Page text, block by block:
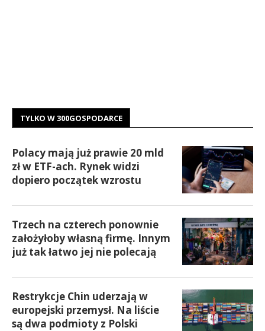
TYLKO W 300GOSPODARCE
Polacy mają już prawie 20 mld
zł w ETF-ach. Rynek widzi
dopiero początek wzrostu
Trzech na czterech ponownie
założyłoby własną firmę. Innym
już tak łatwo jej nie polecają
Restrykcje Chin uderzają w
europejski przemysł. Na liście
są dwa podmioty z Polski